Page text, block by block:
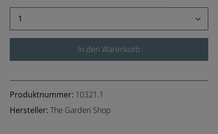
Produkt Anzahl: Gib den gewünschten
In den Warenkorb
Produktnummer: 10321.1
Hersteller: The Garden Shop